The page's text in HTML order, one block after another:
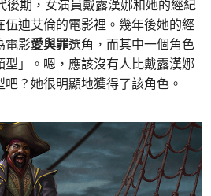
後期，女演員戴露漢娜和她的經紀
迪艾倫的電影裡。幾年後她的經
電影愛與罪選角，而其中一個角色
」。嗯，應該沒有人比戴露漢娜
？她很明顯地獲得了該角色。